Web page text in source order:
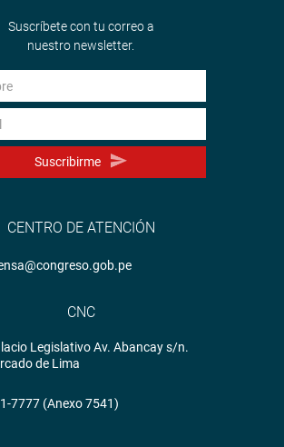
Suscríbete con tu correo a
nuestro newsletter.
Suscribirme
CENTRO DE ATENCIÓN
CNC
Legislativo Av. Abancay s/n.
de Lima
7777 (Anexo 7541)